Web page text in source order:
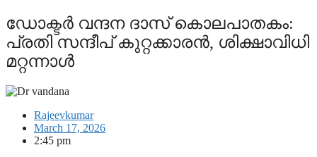
ഡോക്ടര്‍ വന്ദന ദാസ് കൊലപാതകം:
പ്രതി സന്ദീപ് കുറ്റക്കാരന്‍, ശിക്ഷാവിധി
മറ്റന്നാള്‍
Rajeevkumar
March 17, 2026
2:45 pm